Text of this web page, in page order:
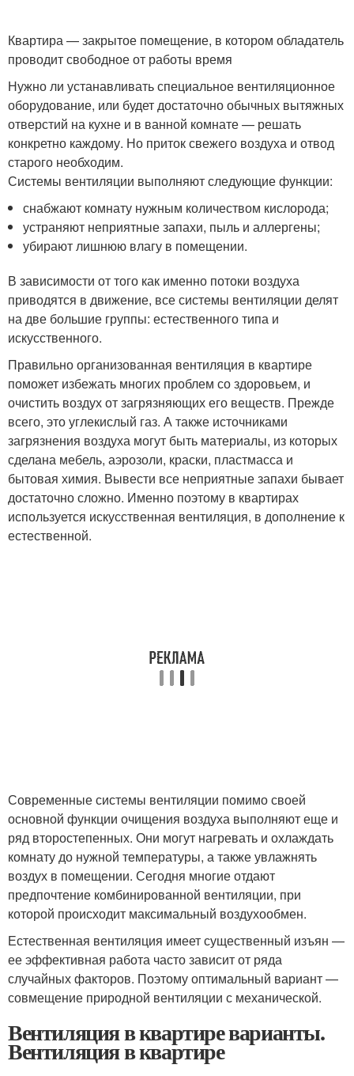
Квартира — закрытое помещение, в котором обладатель
проводит свободное от работы время
Нужно ли устанавливать специальное вентиляционное
оборудование, или будет достаточно обычных вытяжных
отверстий на кухне и в ванной комнате — решать
конкретно каждому. Но приток свежего воздуха и отвод
старого необходим.
Системы вентиляции выполняют следующие функции:
снабжают комнату нужным количеством кислорода;
устраняют неприятные запахи, пыль и аллергены;
убирают лишнюю влагу в помещении.
В зависимости от того как именно потоки воздуха
приводятся в движение, все системы вентиляции делят
на две большие группы: естественного типа и
искусственного.
Правильно организованная вентиляция в квартире
поможет избежать многих проблем со здоровьем, и
очистить воздух от загрязняющих его веществ. Прежде
всего, это углекислый газ. А также источниками
загрязнения воздуха могут быть материалы, из которых
сделана мебель, аэрозоли, краски, пластмасса и
бытовая химия. Вывести все неприятные запахи бывает
достаточно сложно. Именно поэтому в квартирах
используется искусственная вентиляция, в дополнение к
естественной.
Современные системы вентиляции помимо своей
основной функции очищения воздуха выполняют еще и
ряд второстепенных. Они могут нагревать и охлаждать
комнату до нужной температуры, а также увлажнять
воздух в помещении. Сегодня многие отдают
предпочтение комбинированной вентиляции, при
которой происходит максимальный воздухообмен.
Естественная вентиляция имеет существенный изъян —
ее эффективная работа часто зависит от ряда
случайных факторов. Поэтому оптимальный вариант —
совмещение природной вентиляции с механической.
Вентиляция в квартире варианты.
Вентиляция в квартире